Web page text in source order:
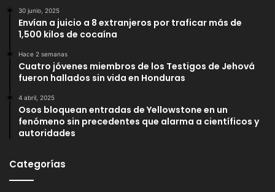
30 junio, 2025
Envían a juicio a 8 extranjeros por traficar más de
1,500 kilos de cocaína
Hace 2 semanas
Cuatro jóvenes miembros de los Testigos de Jehová
fueron hallados sin vida en Honduras
4 abril, 2025
Osos bloquean entradas de Yellowstone en un
fenómeno sin precedentes que alarma a científicos y
autoridades
Categorías